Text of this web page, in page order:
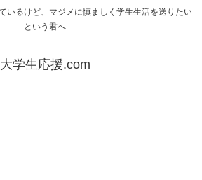
いるけど、マジメに慎ましく学生生活を送りたい
という君へ
大学生応援.com